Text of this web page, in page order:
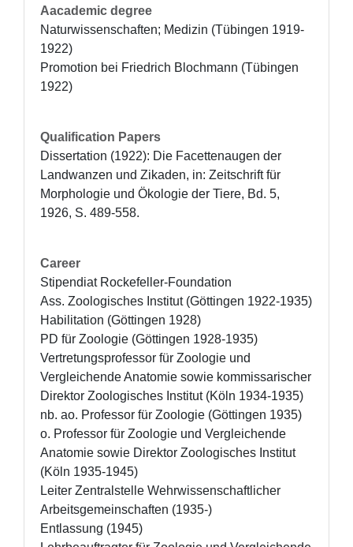
Aacademic degree
Naturwissenschaften; Medizin (Tübingen 1919-
1922)
Promotion bei Friedrich Blochmann (Tübingen
1922)
Qualification Papers
Dissertation (1922): Die Facettenaugen der
Landwanzen und Zikaden, in: Zeitschrift für
Morphologie und Ökologie der Tiere, Bd. 5,
1926, S. 489-558.
Career
Stipendiat Rockefeller-Foundation
Ass. Zoologisches Institut (Göttingen 1922-1935)
Habilitation (Göttingen 1928)
PD für Zoologie (Göttingen 1928-1935)
Vertretungsprofessor für Zoologie und
Vergleichende Anatomie sowie kommissarischer
Direktor Zoologisches Institut (Köln 1934-1935)
nb. ao. Professor für Zoologie (Göttingen 1935)
o. Professor für Zoologie und Vergleichende
Anatomie sowie Direktor Zoologisches Institut
(Köln 1935-1945)
Leiter Zentralstelle Wehrwissenschaftlicher
Arbeitsgemeinschaften (1935-)
Entlassung (1945)